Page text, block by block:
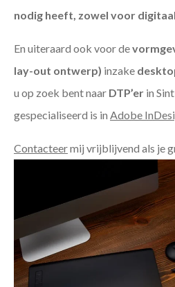
nodig heeft, zowel voor
En uiteraard ook voor de
lay-out ontwerp) inzake
u op zoek bent naar DTP’er in
gespecialiseerd is in Adobe
Contacteermij vrijblijvend als je